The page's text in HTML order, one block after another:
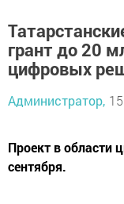
грант до 20
цифровых
Администратор,
Проект в области
сентября.